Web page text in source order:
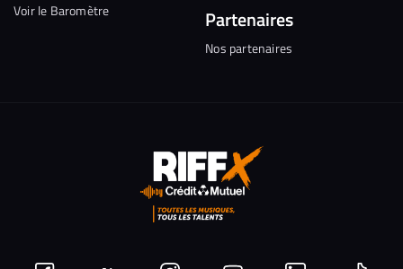
Voir le Baromètre Partenaires
Nos partenaires